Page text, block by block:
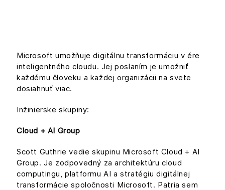
Microsoft umožňuje digitálnu transformáciu v ére
inteligentného cloudu. Jej poslaním je umožniť
každému človeku a každej organizácii na svete
dosiahnuť viac.
Inžinierske skupiny:
Cloud + AI Group
Scott Guthrie vedie skupinu Microsoft Cloud + AI
Group. Je zodpovedný za architektúru cloud
computingu, platformu AI a stratégiu digitálnej
transformácie spoločnosti Microsoft. Patria sem